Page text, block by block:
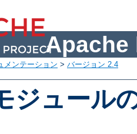
Apache
メンテーション > バージョン 2.4
ジュール